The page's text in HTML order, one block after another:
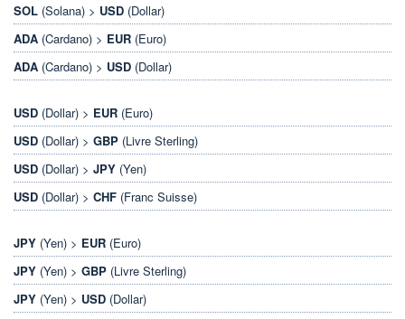
SOL (Solana) > USD (Dollar)
ADA (Cardano) > EUR (Euro)
ADA (Cardano) > USD (Dollar)
USD (Dollar) > EUR (Euro)
USD (Dollar) > GBP (Livre Sterling)
USD (Dollar) > JPY (Yen)
USD (Dollar) > CHF (Franc Suisse)
JPY (Yen) > EUR (Euro)
JPY (Yen) > GBP (Livre Sterling)
JPY (Yen) > USD (Dollar)